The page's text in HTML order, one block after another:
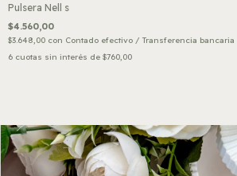
Pulsera Nell s
$4.560,00
$3.648,00 con Contado efectivo / Transferencia bancaria
6 cuotas sin interés de $760,00